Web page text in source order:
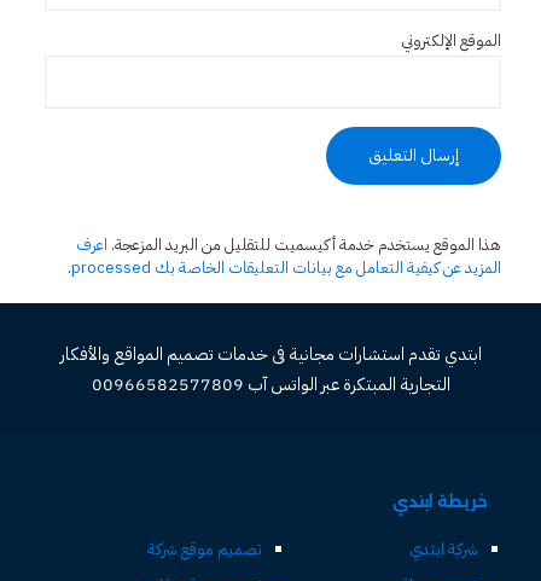
الموقع الإلكتروني
هذا الموقع يستخدم خدمة أكيسميت للتقليل من البريد المزعجة. اعرف
المزيد عن كيفية التعامل مع بيانات التعليقات الخاصة بك processed
.
ابتدي تقدم استشارات مجانية فى خدمات تصميم المواقع والأفكار
التجارية المبتكرة عبر الواتس آب 00966582577809
خريطة ابتدي
شركة ابتدي
تصميم موقع شركة